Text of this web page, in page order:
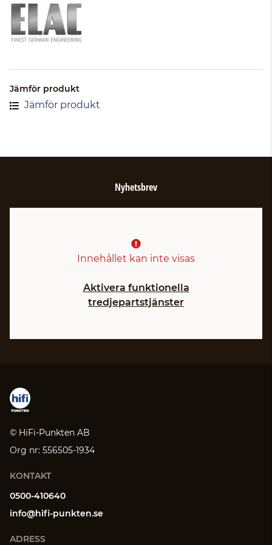
Jämför produkt
Jämför produkt
Nyhetsbrev
Innehållet kan inte visas
Aktivera funktionella
tredjepartstjänster
© HiFi-Punkten AB
Org nr: 556505-1934
KONTAKT
0500-410640
info@hifi-punkten.se
ADRESS